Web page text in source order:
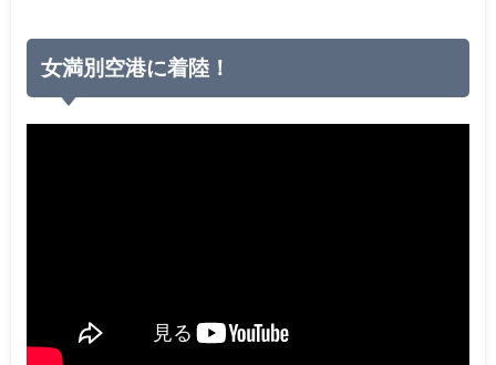
女満別空港に着陸！